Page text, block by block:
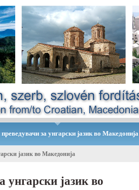
јазик во Македонија
унгарски јазик во
за унгарски јазик во Македонија